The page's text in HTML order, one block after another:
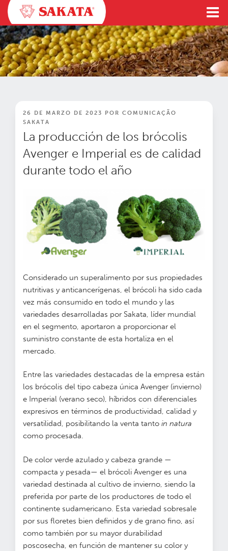
contenido
PUBLICADO
EN
26 DE MARZO DE 2023 POR COMUNICAÇÃO
SAKATA
La producción de los brócolis
Avenger e Imperial es de calidad
durante todo el año
Considerado un superalimento por sus propiedades
nutritivas y anticancerígenas, el brócoli ha sido cada
vez más consumido en todo el mundo y las
variedades desarrolladas por Sakata, líder mundial
en el segmento, aportaron a proporcionar el
suministro constante de esta hortaliza en el
mercado.
Entre las variedades destacadas de la empresa están
los brócolis del tipo cabeza única Avenger (invierno)
e Imperial (verano seco), híbridos con diferenciales
expresivos en términos de productividad, calidad y
versatilidad, posibilitando la venta tanto in natura
como procesada.
De color verde azulado y cabeza grande —
compacta y pesada— el brócoli Avenger es una
variedad destinada al cultivo de invierno, siendo la
preferida por parte de los productores de todo el
continente sudamericano. Esta variedad sobresale
por sus floretes bien definidos y de grano fino, así
como también por su mayor durabilidad
poscosecha, en función de mantener su color y